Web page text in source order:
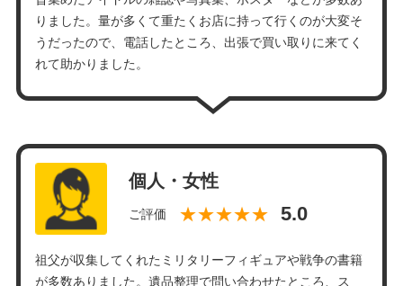
りました。量が多くて重たくお店に持って行くのが大変そ
うだったので、電話したところ、出張で買い取りに来てく
れて助かりました。
個人・女性
ご評価 ★★★★★
祖父が収集してくれたミリタリーフィギュアや戦争の書籍
が多数ありました。遺品整理で問い合わせたところ、ス